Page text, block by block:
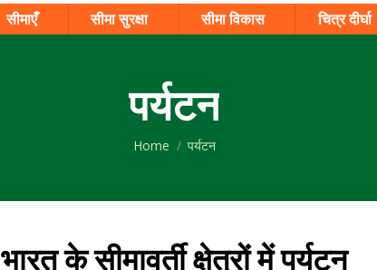
सीमाएँ सीमा सुरक्षा सीमा विकास चित्र दीर्घा
पर्यटन
You are here:
Home पर्यटन
भारत के सीमावर्ती क्षेत्रों में पर्यटन